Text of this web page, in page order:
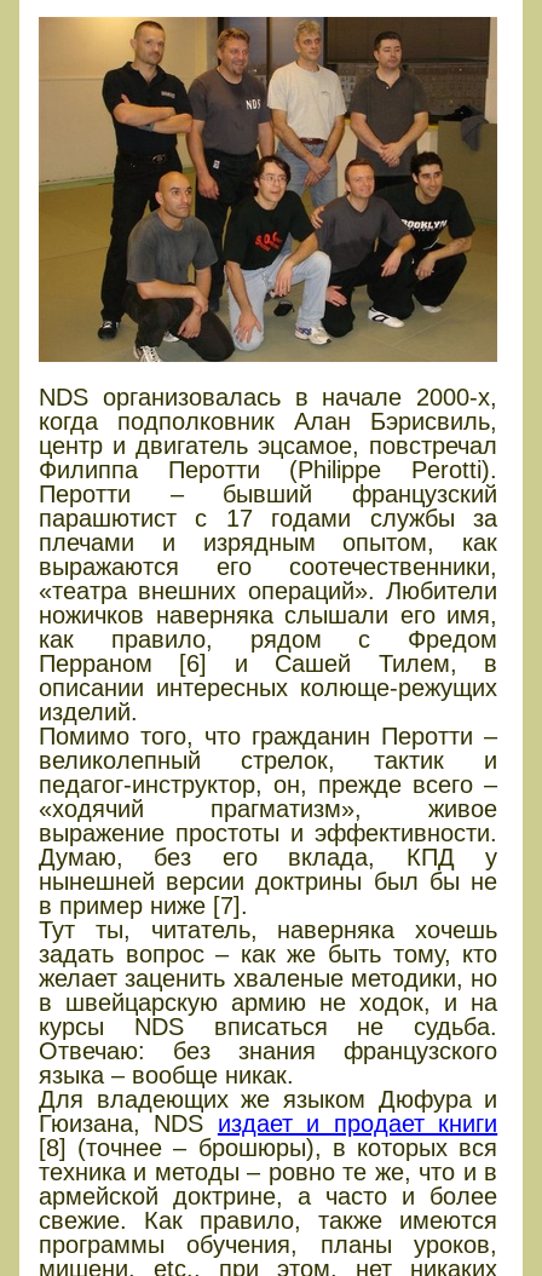
NDS организовалась в начале 2000-х,
когда подполковник Алан Бэрисвиль,
центр и двигатель эцсамое, повстречал
Филиппа Перотти (Philippe Perotti).
Перотти – бывший французский
парашютист с 17 годами службы за
плечами и изрядным опытом, как
выражаются его соотечественники,
«театра внешних операций». Любители
ножичков наверняка слышали его имя,
как правило, рядом с Фредом
Перраном [6] и Сашей Тилем, в
описании интересных колюще-режущих
изделий.
Помимо того, что гражданин Перотти –
великолепный стрелок, тактик и
педагог-инструктор, он, прежде всего –
«ходячий прагматизм», живое
выражение простоты и эффективности.
Думаю, без его вклада, КПД у
нынешней версии доктрины был бы не
в пример ниже [7].
Тут ты, читатель, наверняка хочешь
задать вопрос – как же быть тому, кто
желает заценить хваленые методики, но
в швейцарскую армию не ходок, и на
курсы NDS вписаться не судьба.
Отвечаю: без знания французского
языка – вообще никак.
Для владеющих же языком Дюфура и
Гюизана, NDS издает и продает книги
[8] (точнее – брошюры), в которых вся
техника и методы – ровно те же, что и в
армейской доктрине, а часто и более
свежие. Как правило, также имеются
программы обучения, планы уроков,
мишени, etc., при этом, нет никаких